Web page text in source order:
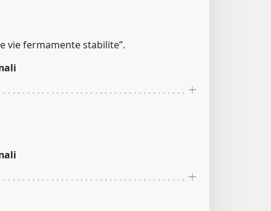
vie fermamente stabilite”.